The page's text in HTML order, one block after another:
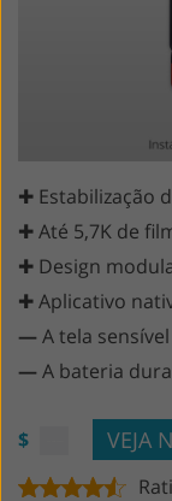
✚ Estabilização
✚ Até 5,7K de
✚ Design
✚ Aplicativo
—A tela
—A bateria
$ VEJA